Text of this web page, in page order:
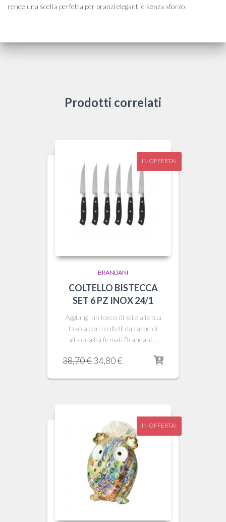
rende una scelta perfetta per pranzi eleganti e senza sforzo.
Prodotti correlati
IN OFFERTA!
BRANDANI
COLTELLO BISTECCA
SET 6 PZ INOX 24/1
Aggiungi un tocco di stile alla tua
tavola con i coltelli da carne di
alta qualità firmati Brandani....
38,70€Il
originale
34,80€Il
attuale
IN OFFERTA!